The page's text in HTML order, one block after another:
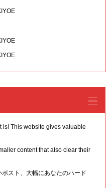
is! This website gives valuable
content that also clear their
ポスト、大幅にあなたのハード